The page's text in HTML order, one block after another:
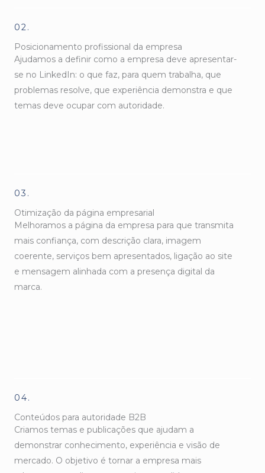
02.
Posicionamento profissional da empresa
Ajudamos a definir como a empresa deve apresentar-
se no LinkedIn: o que faz, para quem trabalha, que
problemas resolve, que experiência demonstra e que
temas deve ocupar com autoridade.
03.
Otimização da página empresarial
Melhoramos a página da empresa para que transmita
mais confiança, com descrição clara, imagem
coerente, serviços bem apresentados, ligação ao site
e mensagem alinhada com a presença digital da
marca.
04.
Conteúdos para autoridade B2B
Criamos temas e publicações que ajudam a
demonstrar conhecimento, experiência e visão de
mercado. O objetivo é tornar a empresa mais